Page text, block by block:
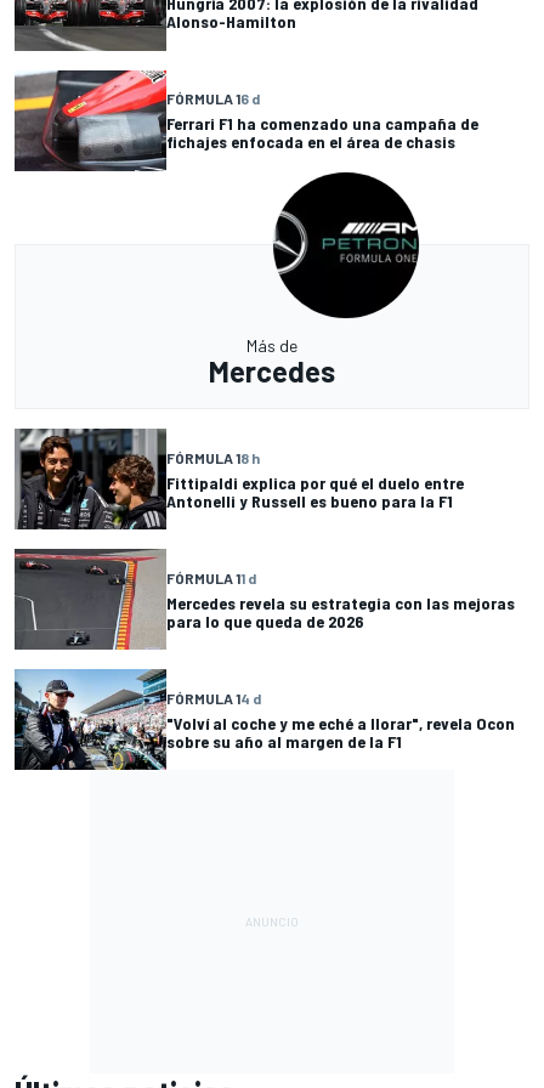
Alonso-Hamilton
FÓRMULA 16 d
Ferrari F1 ha comenzado una campaña de
fichajes enfocada en el área de chasis
Más de
Mercedes
FÓRMULA 18 h
Fittipaldi explica por qué el duelo entre
Antonelli y Russell es bueno para la F1
FÓRMULA 11 d
Mercedes revela su estrategia con las mejoras
para lo que queda de 2026
FÓRMULA 14 d
"Volví al coche y me eché a llorar", revela Ocon
sobre su año al margen de la F1